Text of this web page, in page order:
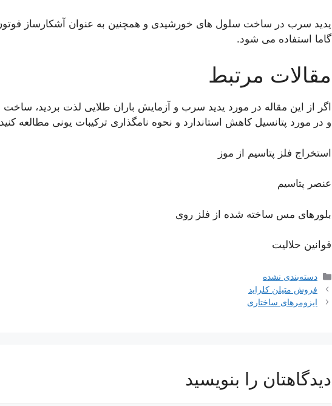
یدید سرب در ساخت سلول های خورشیدی و همچنین به عنوان آشکارساز
گاما استفاده می شود.
مقالات مرتبط
اگر از این مقاله در مورد یدید سرب و آزمایش باران طلایی لذت بردید، ساخت
و در مورد پتانسیل کاهش استاندارد و نحوه نامگذاری ترکیبات یونی مطالعه
استخراج فلز پتاسیم از موز
عنصر پتاسیم
بلورهای مس ساخته شده از فلز روی
قوانین حلالیت
دسته‌ها
دسته‌بندی نشده
فروش متیلن کلراید
ایزومرهای ساختاری
دیدگاهتان را بنویسید